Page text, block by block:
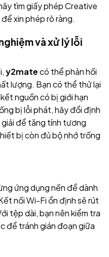
tìm giấy phép Creative
xin phép rõ ràng.
và xử lý lỗi
y2matecó thể phản hồi
lượng. Bạn có thể thử lại
nguồn có bị giới hạn
bị lỗi phát, hãy đổi định
để tăng tính tương
bị còn đủ bộ nhớ trống
ứng dụng nền để dành
nối Wi-Fi ổn định sẽ rút
tệp dài, bạn nên kiểm tra
để tránh gián đoạn giữa